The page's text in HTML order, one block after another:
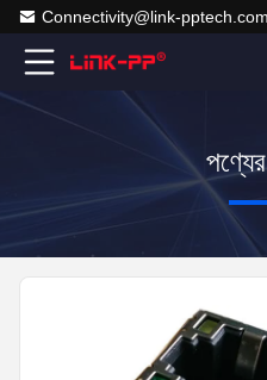
Connectivity@link-pptech.com